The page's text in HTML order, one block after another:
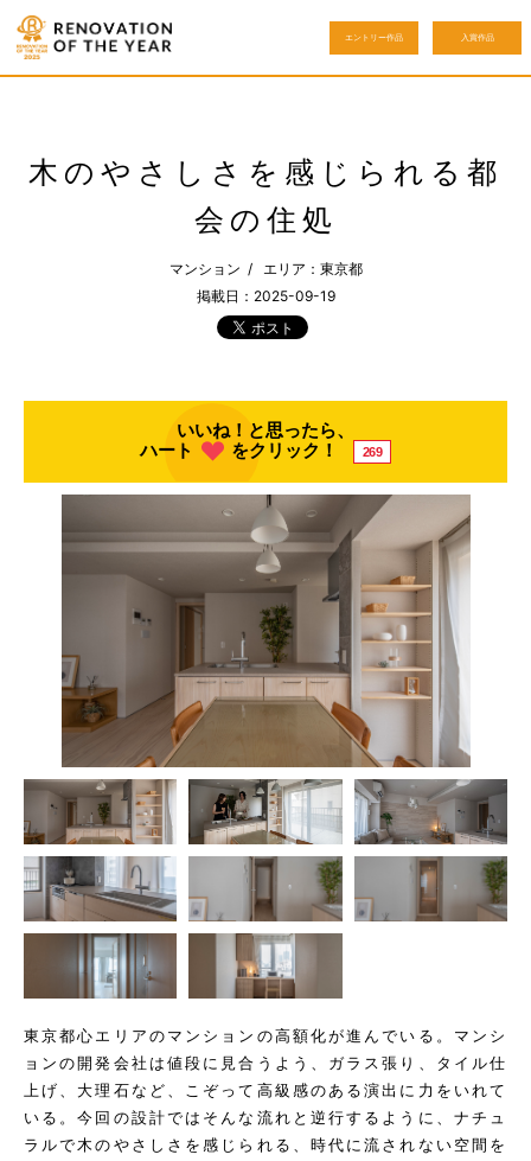
エントリー作品 入賞作品
木のやさしさを感じられる都
会の住処
マンション / エリア：東京都
掲載日：2025-09-19
いいね！と思ったら、
ハート
をクリック！ 269
東京都心エリアのマンションの高額化が進んでいる。マンシ
ョンの開発会社は値段に見合うよう、ガラス張り、タイル仕
上げ、大理石など、こぞって高級感のある演出に力をいれて
いる。今回の設計ではそんな流れと逆行するように、ナチュ
ラルで木のやさしさを感じられる、時代に流されない空間を